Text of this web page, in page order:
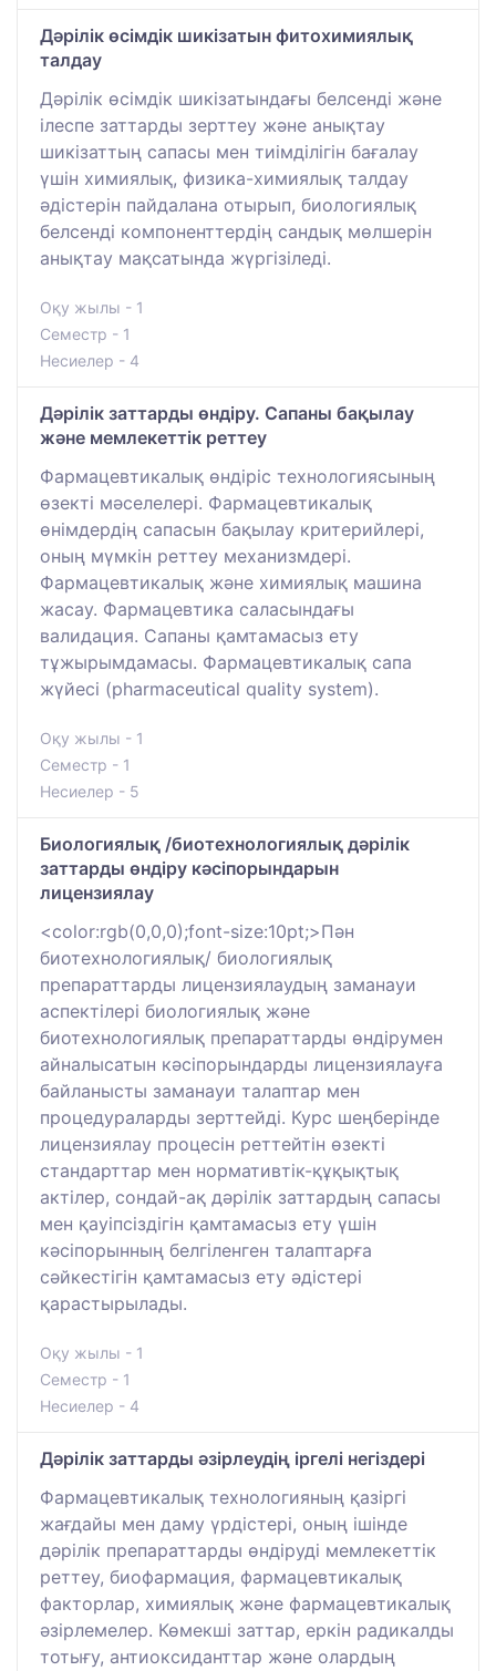
Дәрілік өсімдік шикізатын фитохимиялық
талдау
Дәрілік өсімдік шикізатындағы белсенді және
ілеспе заттарды зерттеу және анықтау
шикізаттың сапасы мен тиімділігін бағалау
үшін химиялық, физика-химиялық талдау
әдістерін пайдалана отырып, биологиялық
белсенді компоненттердің сандық мөлшерін
анықтау мақсатында жүргізіледі.
Оқу жылы - 1
Семестр - 1
Несиелер - 4
Дәрілік заттарды өндіру. Сапаны бақылау
және мемлекеттік реттеу
Фармацевтикалық өндіріс технологиясының
өзекті мәселелері. Фармацевтикалық
өнімдердің сапасын бақылау критерийлері,
оның мүмкін реттеу механизмдері.
Фармацевтикалық және химиялық машина
жасау. Фармацевтика саласындағы
валидация. Сапаны қамтамасыз ету
тұжырымдамасы. Фармацевтикалық сапа
жүйесі (pharmaceutical quality system).
Оқу жылы - 1
Семестр - 1
Несиелер - 5
Биологиялық /биотехнологиялық дәрілік
заттарды өндіру кәсіпорындарын
лицензиялау
<color:rgb(0,0,0);font-size:10pt;>Пән
биотехнологиялық/ биологиялық
препараттарды лицензиялаудың заманауи
аспектілері биологиялық және
биотехнологиялық препараттарды өндірумен
айналысатын кәсіпорындарды лицензиялауға
байланысты заманауи талаптар мен
процедураларды зерттейді. Курс шеңберінде
лицензиялау процесін реттейтін өзекті
стандарттар мен нормативтік-құқықтық
актілер, сондай-ақ дәрілік заттардың сапасы
мен қауіпсіздігін қамтамасыз ету үшін
кәсіпорынның белгіленген талаптарға
сәйкестігін қамтамасыз ету әдістері
қарастырылады.
Оқу жылы - 1
Семестр - 1
Несиелер - 4
Дәрілік заттарды әзірлеудің іргелі негіздері
Фармацевтикалық технологияның қазіргі
жағдайы мен даму үрдістері, оның ішінде
дәрілік препараттарды өндіруді мемлекеттік
реттеу, биофармация, фармацевтикалық
факторлар, химиялық және фармацевтикалық
әзірлемелер. Көмекші заттар, еркін радикалды
тотығу, антиоксиданттар және олардың